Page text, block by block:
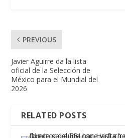
PREVIOUS
Javier Aguirre da la lista
oficial de la Selección de
México para el Mundial del
2026
RELATED POSTS